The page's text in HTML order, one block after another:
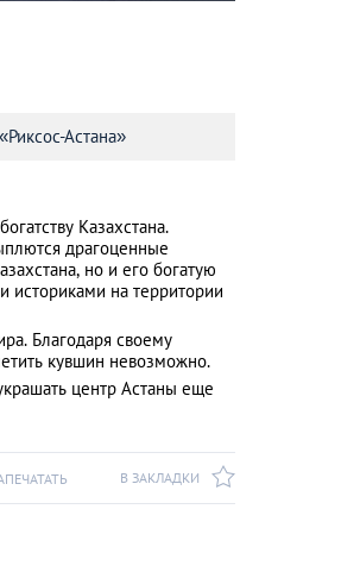
Астана»
Казахстана.
драгоценные
но и его богатую
на территории
Благодаря своему
кувшин невозможно.
центр Астаны еще
В ЗАКЛАДКИ